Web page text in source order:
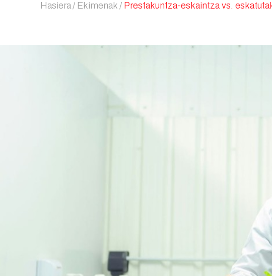
Hasiera Ekimenak Prestakuntza-eskaintza vs.